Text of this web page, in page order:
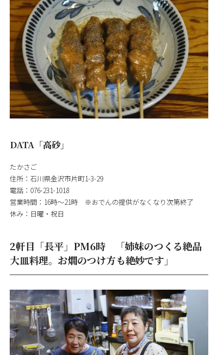
DATA「高砂」
たかさご
住所：石川県金沢市片町1-3-29
電話：076-231-1018
営業時間：16時～21時 ※おでんの提供がなくなり次第終了
休み：日曜・祝日
2軒目「長平」PM6時 「姉妹のつくる絶品
大皿料理。お燗のつけ方も絶妙です」